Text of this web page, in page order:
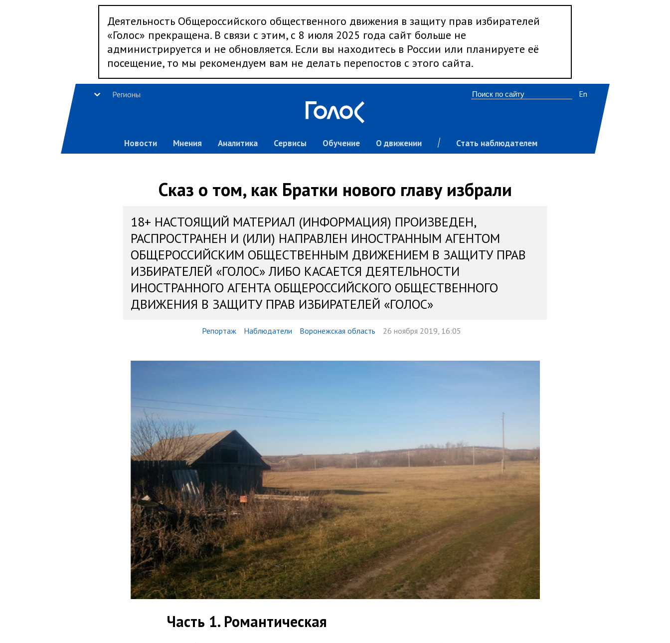
Деятельность Общероссийского общественного движения в защиту прав избирателей
«Голос» прекращена. В связи с этим, с 8 июля 2025 года сайт больше не
администрируется и не обновляется. Если вы находитесь в России или планируете её
посещение, то мы рекомендуем вам не делать перепостов с этого сайта.
Регионы
Новости Мнения Аналитика Сервисы Обучение О движении Стать наблюдателем
En
Сказ о том, как Братки нового главу избрали
18+ НАСТОЯЩИЙ МАТЕРИАЛ (ИНФОРМАЦИЯ) ПРОИЗВЕДЕН,
РАСПРОСТРАНЕН И (ИЛИ) НАПРАВЛЕН ИНОСТРАННЫМ АГЕНТОМ
ОБЩЕРОССИЙСКИМ ОБЩЕСТВЕННЫМ ДВИЖЕНИЕМ В ЗАЩИТУ ПРАВ
ИЗБИРАТЕЛЕЙ «ГОЛОС» ЛИБО КАСАЕТСЯ ДЕЯТЕЛЬНОСТИ
ИНОСТРАННОГО АГЕНТА ОБЩЕРОССИЙСКОГО ОБЩЕСТВЕННОГО
ДВИЖЕНИЯ В ЗАЩИТУ ПРАВ ИЗБИРАТЕЛЕЙ «ГОЛОС»
Репортаж Наблюдатели Воронежская область 26 ноября 2019, 16:05
Часть 1. Романтическая